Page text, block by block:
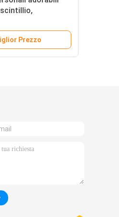
di mare
Prezzo